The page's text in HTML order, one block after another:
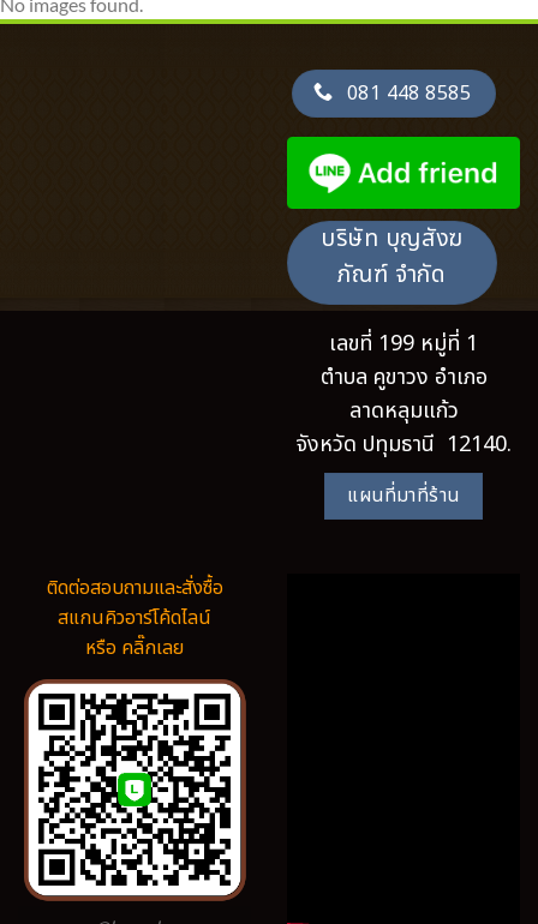
081 448 8585
บริษัท บุญสังฆ
ภัณฑ์ จำกัด
เลขที่ 199 หมู่ที่ 1
ตำบล คูขาวง อำเภอ
ลาดหลุมแก้ว
จังหวัด ปทุมธานี 12140.
แผนที่มาที่ร้าน
ติดต่อสอบถามและสั่งซื้อ
สแกนคิวอาร์โค้ดไลน์
หรือ คลิ๊กเลย